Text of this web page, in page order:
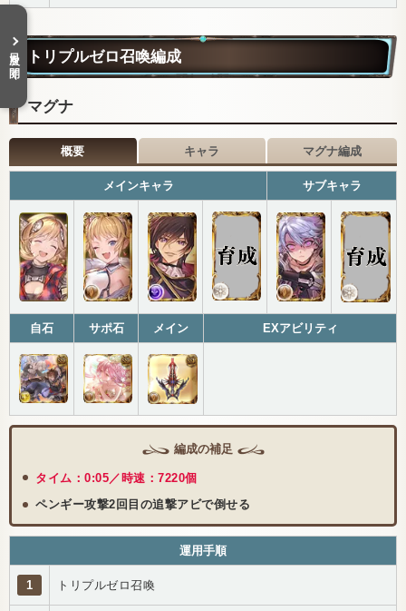
トリプルゼロ召喚編成
マグナ
概要 キャラ マグナ編成
メインキャラ サブキャラ
自石 サポ石 メイン EXアビリティ
編成の補足
タイム：0:05／時速：7220個
ペンギー攻撃2回目の追撃アビで倒せる
運用手順
1 トリプルゼロ召喚
目次を開く